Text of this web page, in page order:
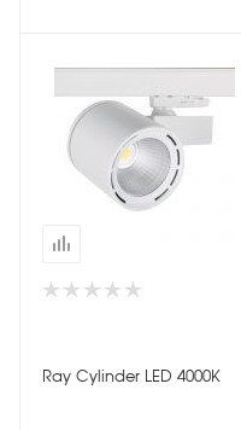
Ray Cylinder LED 4000К